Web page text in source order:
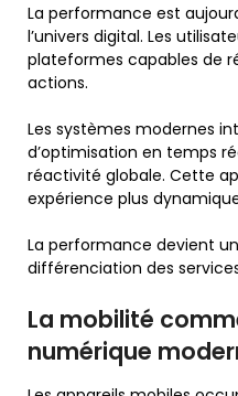
La performance est
l’univers digital. Les
plateformes capables de
actions.
Les systèmes modernes
d’optimisation en temps
réactivité globale. Cette
expérience plus
La performance devient
différenciation des
La mobilité
numérique